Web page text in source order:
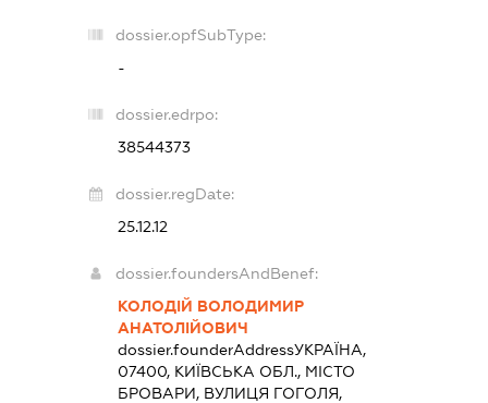
dossier.opfSubType:
-
dossier.edrpo:
38544373
dossier.regDate:
25.12.12
dossier.foundersAndBenef:
КОЛОДІЙ ВОЛОДИМИР
АНАТОЛІЙОВИЧ
dossier.founderAddressУКРАЇНА,
07400, КИЇВСЬКА ОБЛ., МІСТО
БРОВАРИ, ВУЛИЦЯ ГОГОЛЯ,